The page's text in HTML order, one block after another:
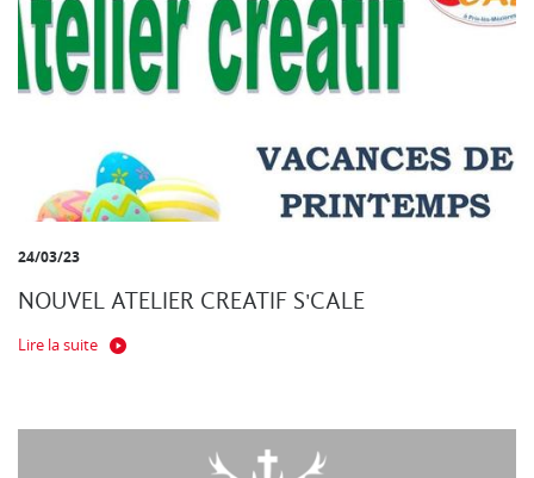
24/03/23
NOUVEL ATELIER CREATIF S'CALE
Lire la suite